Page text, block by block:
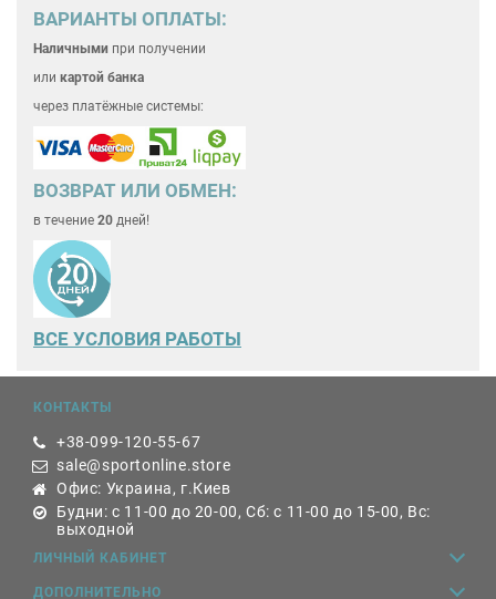
ВАРИАНТЫ ОПЛАТЫ:
Наличными при получении
или картой банка
через платёжные системы:
ВОЗВРАТ ИЛИ ОБМЕН:
в течение 20 дней!
ВСЕ УСЛОВИЯ РАБОТЫ
КОНТАКТЫ
+38-099-120-55-67
sale@sportonline.store
Офис: Украина, г.Киев
Будни: с 11-00 до 20-00, Сб: с 11-00 до 15-00, Вс:
выходной
ЛИЧНЫЙ КАБИНЕТ
ДОПОЛНИТЕЛЬНО